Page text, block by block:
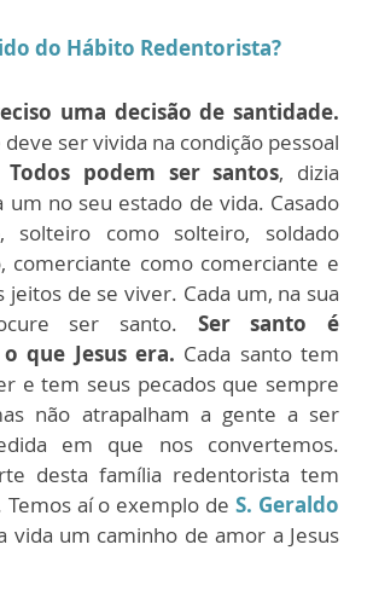
do Hábito Redentorista?
uma decisão de santidade.
deve ser vivida na condição pessoal
Todos podem ser santos, dizia
um no seu estado de vida. Casado
solteiro como solteiro, soldado
comerciante como comerciante e
jeitos de se viver. Cada um, na sua
ser santo. Ser santo é
que Jesus era. Cada santo tem
e tem seus pecados que sempre
não atrapalham a gente a ser
em que nos convertemos.
desta família redentorista tem
Temos aí o exemplo deS. Geraldo
vida um caminho de amor a Jesus